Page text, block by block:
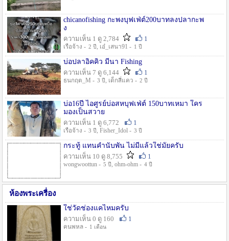
chicanofishing กะพงบุฟเฟ่ต์200บาทลงปลากะพ
ง
ความเห็น 1 ดู 2,784
1
เรือจ้าง - 2 ปี , เอ๋_เสนา91 - 1 ปี
บ่อปลาอิคคิว มีนา Fishing
ความเห็น 7 ดู 6,144
1
ธนกฤต_M - 3 ปี , เด็กสี่แคว - 2 ปี
บ่อ16ปี ไอศูรย์บ่อสหบุฟเฟ่ต์ 150บาทเหมา ใคร
มองเป็นสวาย
ความเห็น 1 ดู 6,772
1
เรือจ้าง - 3 ปี , Fisher_Idol - 3 ปี
กระทู้ แทนคำนับพัน ไม่มีแล้วใช่มั๊ยครับ
ความเห็น 10 ดู 8,755
1
wongwoottun - 5 ปี , ohm-ohm - 4 ปี
ห้องพระเครื่อง
ใช่วัดช่องแคไหมครับ
ความเห็น 0 ดู 160
1
คนพหล - 1 เดือน